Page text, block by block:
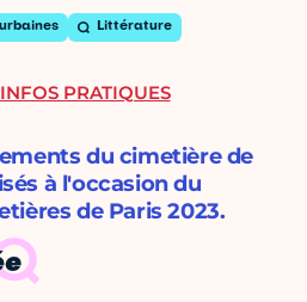
Littérature
du cimetière de
à l'occasion du
de Paris 2023.
PRATIQUES